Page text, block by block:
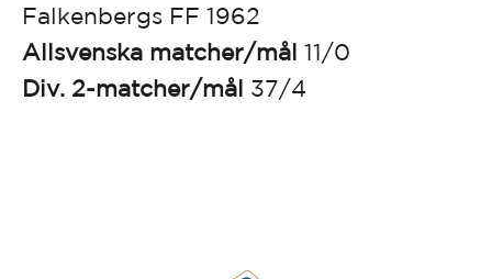
Falkenbergs FF 1962
Allsvenska matcher/mål 11/0
Div. 2-matcher/mål 37/4